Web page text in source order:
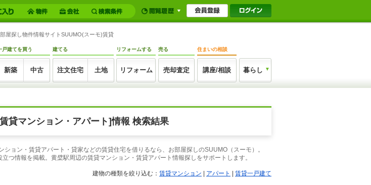
屋探し物件情報サイトSUUMO(スーモ)賃貸
戸建てを買う
新築 中古
建てる
注文住宅 土地
リフォームする
リフォーム
売る
売却査定
住まいの相談
講座/相談 暮らし
貸マンション・アパート]情報 検索結果
ョン・賃貸アパート・貸家などの賃貸住宅を借りるなら、お部屋探しのSUUMO（スーモ）。
つ情報を掲載。黄檗駅周辺の賃貸マンション・賃貸アパート情報探しをサポートします。
建物の種類を絞り込む： 賃貸マンション アパート 賃貸一戸建て